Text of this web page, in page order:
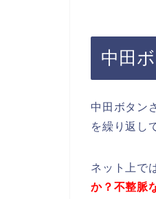
中田
中田ボタン
を繰り返し
ネット上で
か？不整脈